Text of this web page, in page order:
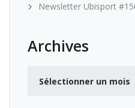
Newsletter Ubisport
Archives